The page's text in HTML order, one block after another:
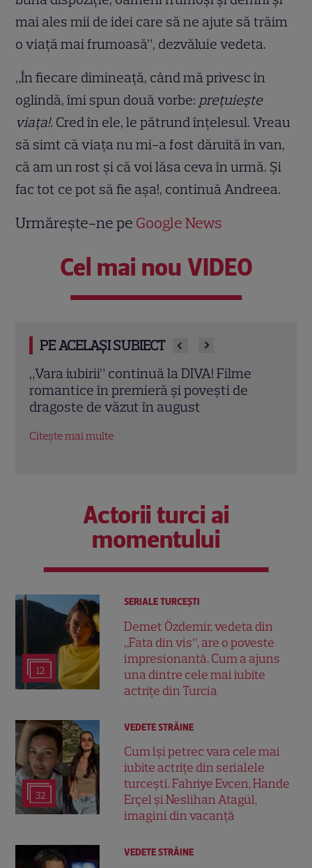
mai ales mii de idei care să ne ajute să trăim
o viaţă mai frumoasă”, dezvăluie vedeta.
„În fiecare dimineaţă, când mă privesc în
oglindă, îmi spun două vorbe: preţuieşte
viaţa!. Cred în ele, le pătrund înţelesul. Vreau
să simt că viaţa nu mi-a fost dăruită în van,
că am un rost şi că voi lăsa ceva în urmă. Şi
fac tot ce pot să fie aşa!, continuă Andreea.
Urmărește-ne pe Google News
Cel mai nou VIDEO
PE ACELAȘI SUBIECT
Eva Pavel a început filmările pentru noul
sezon „Apel la consilier”. Ce pregătește
la Kanal D
Citește mai multe
Actorii turci ai
momentului
12
SERIALE TURCEŞTI
Demet Özdemir, vedeta din
„Fata din vis”, are o poveste
impresionantă. Cum a ajuns
una dintre cele mai iubite
actrițe din Turcia
32
VEDETE STRĂINE
Cum își petrec vara cele mai
iubite actrițe din serialele
turcești. Fahriye Evcen, Hande
Erçel și Neslihan Atagül,
imagini din vacanță
VEDETE STRĂINE